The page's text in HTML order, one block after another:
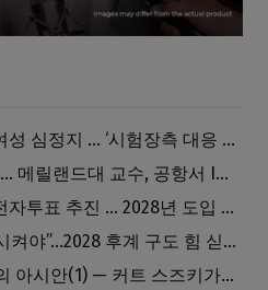
변호사 시험 보던 한인 여성 심정지 … ‘시험장측 대응 부적절’ 소송
“합법 취업허가 있는데” … 메릴랜드대 교수, 공항서 ICE에 체포, 구금 중
동포청, 재외국민 우편·전자투표 추진 … 2028년 도입 목표
트럼프 “결국 밴스 당선시켜야”…2028 후계 구도 힘 싣나
[석승환의 MLB] 덕아웃의 아시안(1) — 커트 스즈키가 우리에게 묻는 것